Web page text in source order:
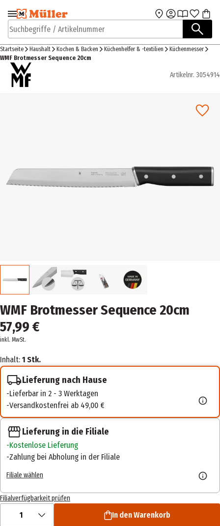
Zur Navigation
springen
Zum Hauptinhalt
Suchbegriffe / Artikelnummer
Startseite Haushalt Kochen & Backen Küchenhelfer & -textilien
Küchenmesser
WMF Brotmesser Sequence 20cm
Artikelnr. 3054914
WMF Brotmesser Sequence 20cm
57,99 €
inkl. MwSt.
Inhalt: 1 Stk.
Lieferung nach Hause
Lieferbar in 2 - 3 Werktagen
Versandkostenfrei ab 49,00 €
Lieferung in die Filiale
Kostenlose Lieferung
Zahlung bei Abholung in der Filiale
Filiale wählen
Filialverfügbarkeit prüfen
1 In den Warenkorb